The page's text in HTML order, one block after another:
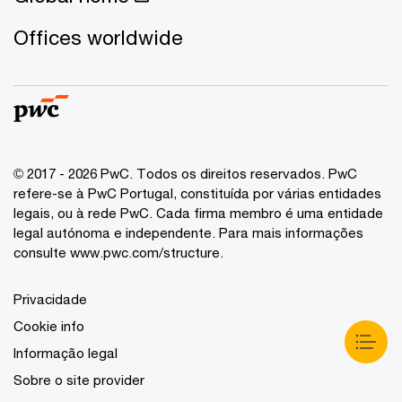
Offices worldwide
© 2017 - 2026 PwC. Todos os direitos reservados. PwC
refere-se à PwC Portugal, constituída por várias entidades
legais, ou à rede PwC. Cada firma membro é uma entidade
legal autónoma e independente. Para mais informações
consulte www.pwc.com/structure.
Privacidade
Cookie info
Informação legal
Sobre o site provider